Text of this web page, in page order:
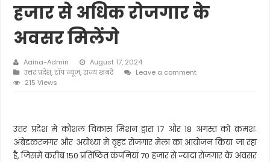
हजार से अधिक रोजगार के
अवसर मिलेंगे
Aaina-Admin
August 17, 2024
उत्तर प्रदेश,टॉप न्यूज़,राज्य खबरें
Leave a comment
215 Views
उत्तर प्रदेश में कौशल विकास मिशन द्वारा 17 और 18 अगस्त को क्रमशः
अंबेडकरनगर और अयोध्या में वृहद रोजगार मेला का आयोजन किया जा रहा
है, जिसमें करीब 150 प्रतिष्ठित कंपनियां 70 हजार से ज्यादा रोजगार के अवसर